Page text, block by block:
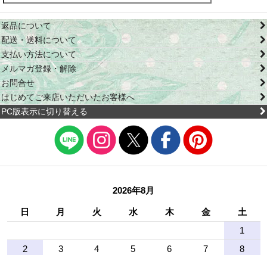
返品について
配送・送料について
支払い方法について
メルマガ登録・解除
お問合せ
はじめてご来店いただいたお客様へ
PC版表示に切り替える
2026年8月
日 月 火 水 木 金
土
1
2
3 4 5 6 7
8